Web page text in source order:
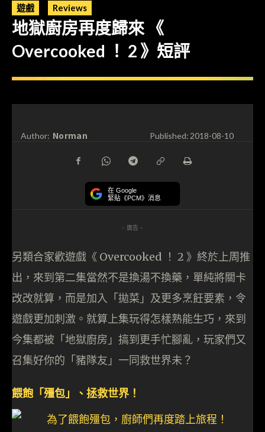
遊戲 Reviews
地獄廚房再度歸來 《
Overcooked ！ 2 》短評
Author: Norman Published:2018-08-10
在 Google
緊貼《PCM》消息
- 廣告 -
另類合家歡遊戲《 Overcooked ！ 2 》終於上周推
出，來到第二集當然不是換湯不換藥，單純將關卡
改改就算，而是加入「拋菜」及更多烹飪要素，令
遊戲更加刺激。就算上集玩得怎樣熟能生巧，來到
今集都被「地獄廚房」搞到更手忙腳亂，玩家們又
召集好你的「豬隊友」一同救世界未？
餵飽「殭包」、拯救世界！